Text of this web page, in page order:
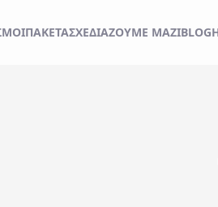
ΤΟ
ΠΑΚΕΤΑΣΧΕΔΙΆΖΟΥΜΕ ΜΑΖΊBLOG